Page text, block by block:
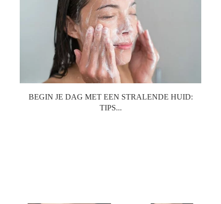
BEGIN JE DAG MET EEN STRALENDE HUID:
TIPS...